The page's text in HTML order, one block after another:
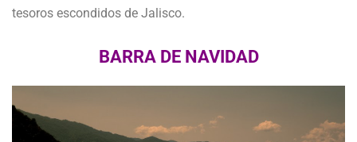
tesoros escondidos de Jalisco.
BARRA DE NAVIDAD